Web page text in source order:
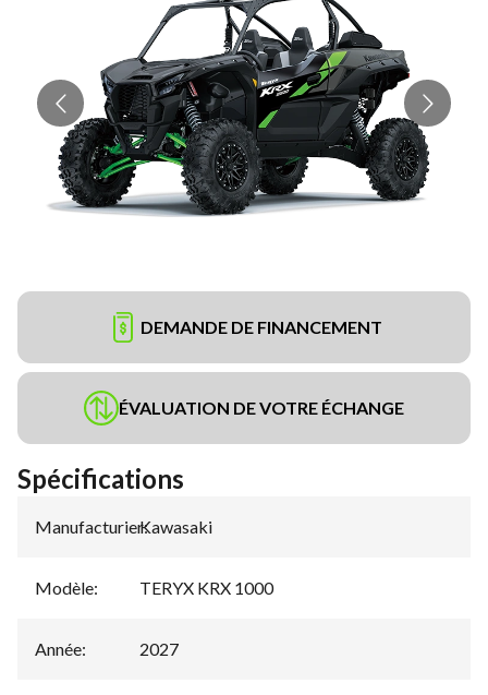
DEMANDE DE FINANCEMENT
ÉVALUATION DE VOTRE ÉCHANGE
Spécifications
Manufacturier:
Kawasaki
Modèle: TERYX KRX 1000
Année: 2027